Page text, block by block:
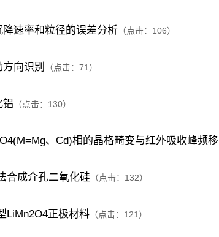
速率和粒径的误差分析 （点击： 106）
向识别 （点击： 71 ）
铝 （点击： 130）
、Cd)相的晶格畸变与红外吸收峰频移
合成介孔二氧化硅 （点击： 132）
LiMn2O4正极材料 （点击： 121 ）